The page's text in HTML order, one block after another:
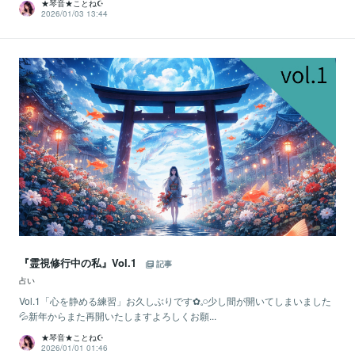
★琴音★ことね☪️
2026/01/03 13:44
『霊視修行中の私』Vol.1
記事
占い
Vol.1「心を静める練習」お久しぶりです✿𓈒𓏸少し間が開いてしまいました
💦新年からまた再開いたしますよろしくお願...
★琴音★ことね☪️
2026/01/01 01:46